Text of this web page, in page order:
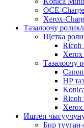
OCE-
Xerox-
Тазалоочу
Щетка
Ricoh
Xerox
Тазалоочу
HP
Ricoh
Xerox
Иштеп
Бир